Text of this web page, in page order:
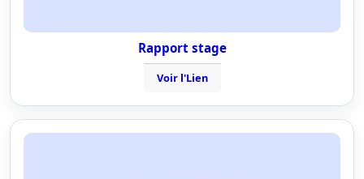
Rapport stage
Voir l'Lien